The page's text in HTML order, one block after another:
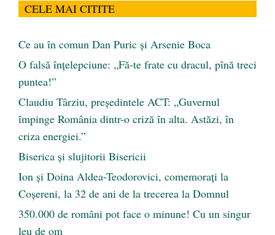
CELE MAI CITITE
Ce au în comun Dan Puric şi Arsenie Boca
O falsă înțelepciune: „Fă-te frate cu dracul, pînă treci
puntea!”
Claudiu Târziu, președintele ACT: „Guvernul
împinge România dintr-o criză în alta. Astăzi, în
criza energiei.”
Biserica și slujitorii Bisericii
Ion și Doina Aldea-Teodorovici, comemorați la
Coșereni, la 32 de ani de la trecerea la Domnul
350.000 de români pot face o minune! Cu un singur
leu de om